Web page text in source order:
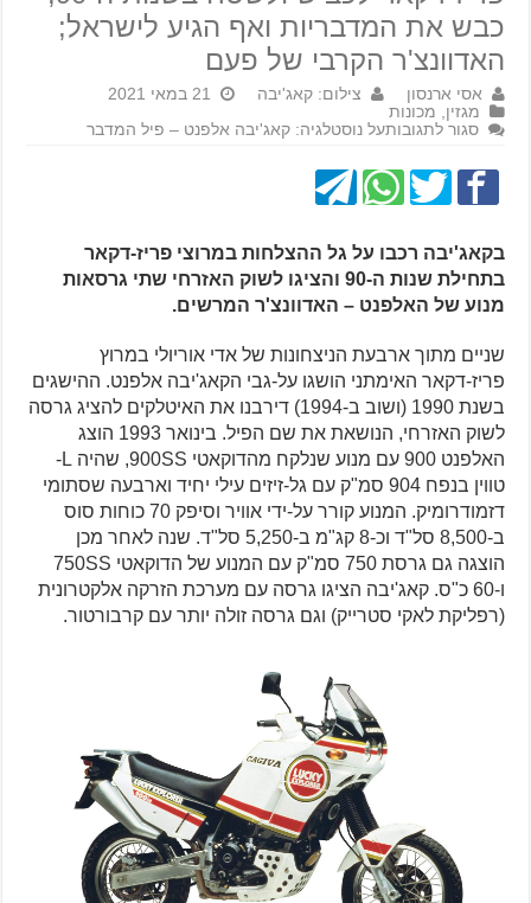
כבש את המדבריות ואף הגיע לישראל;
האדוונצ'ר הקרבי של פעם
אסי ארנסון צילום: קאג'יבה
21 במאי 2021
מגזין, מכונות
סגור לתגובותעל נוסטלגיה: קאג'יבה אלפנט – פיל המדבר
בקאג'יבה רכבו על גל ההצלחות במרוצי פריז-דקאר
בתחילת שנות ה-90 והציגו לשוק האזרחי שתי גרסאות
מנוע של האלפנט – האדוונצ'ר המרשים.
שניים מתוך ארבעת הניצחונות של אדי אוריולי במרוץ
פריז-דקאר האימתני הושגו על-גבי הקאג'יבה אלפנט. ההישגים
בשנת 1990 (ושוב ב-1994) דירבנו את האיטלקים להציג גרסה
לשוק האזרחי, הנושאת את שם הפיל. בינואר 1993 הוצג
האלפנט 900 עם מנוע שנלקח מהדוקאטי 900SS, שהיה L-
טווין בנפח 904 סמ"ק עם גל-זיזים עילי יחיד וארבעה שסתומי
דזמודרומיק. המנוע קורר על-ידי אוויר וסיפק 70 כוחות סוס
ב-8,500 סל"ד וכ-8 קג"מ ב-5,250 סל"ד. שנה לאחר מכן
הוצגה גם גרסת 750 סמ"ק עם המנוע של הדוקאטי 750SS
ו-60 כ"ס. קאג'יבה הציגו גרסה עם מערכת הזרקה אלקטרונית
(רפליקת לאקי סטרייק) וגם גרסה זולה יותר עם קרבורטור.